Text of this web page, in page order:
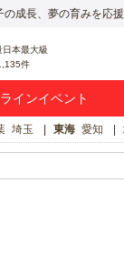
成長、夢の育みを応援
件
インイベント
埼玉 東海 愛知